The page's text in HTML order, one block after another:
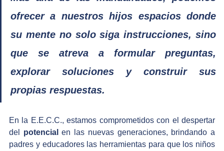
ofrecer a nuestros hijos espacios donde
su mente no solo siga instrucciones, sino
que se atreva a formular preguntas,
explorar soluciones y construir sus
propias respuestas.
En la E.E.C.C., estamos comprometidos con el despertar
del potencial en las nuevas generaciones, brindando a
padres y educadores las herramientas para que los niños